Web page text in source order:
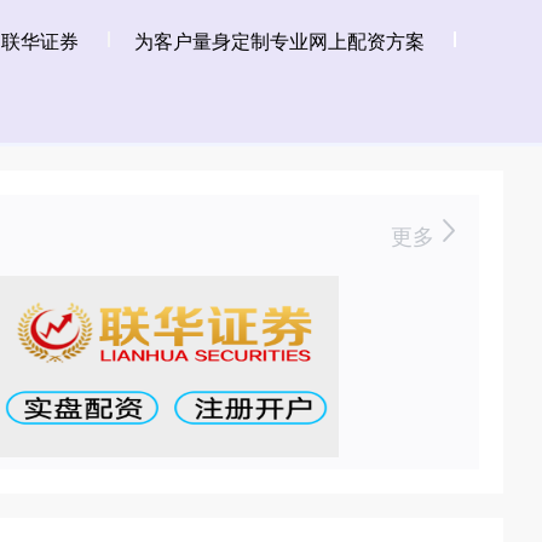
联华证券 为客户量身定制专业网上配资方案
更多